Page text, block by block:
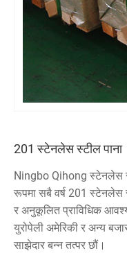
201 स्टेनलेस स्टील पाना
Ningbo Qihong स्टेनलेस
रूपमा सबै वर्ष 201 स्टेनलेस
र अनुकूलित प्राविधिक
युरोपेली अमेरिकी र अन्य
साझेदार बन्न तत्पर छौं।